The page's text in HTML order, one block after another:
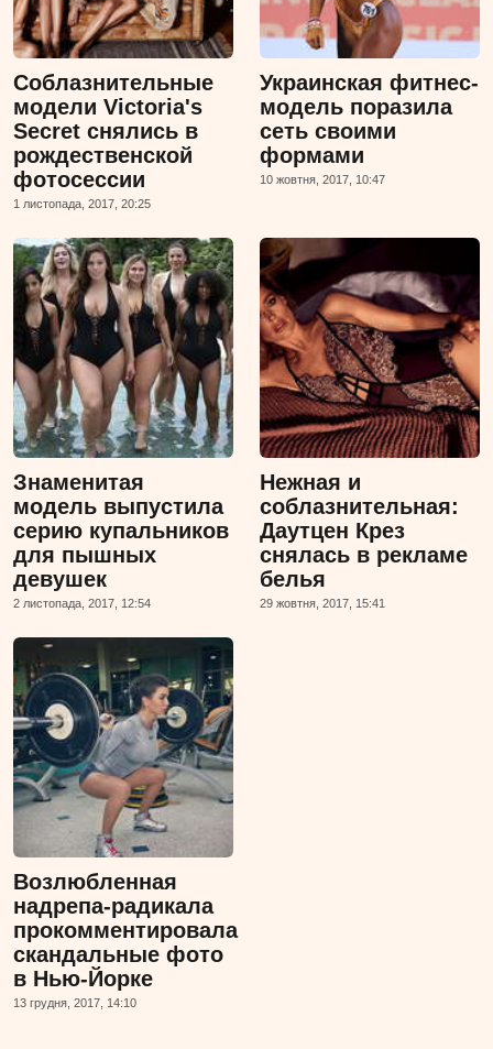
Соблазнительные
модели Victoria's
Secret снялись в
рождественской
фотосессии
1 листопада, 2017, 20:25
Украинская фитнес-
модель поразила
сеть своими
формами
10 жовтня, 2017, 10:47
Знаменитая
модель выпустила
серию купальников
для пышных
девушек
2 листопада, 2017, 12:54
Нежная и
соблазнительная:
Даутцен Крез
снялась в рекламе
белья
29 жовтня, 2017, 15:41
Возлюбленная
надрепа-радикала
прокомментировала
скандальные фото
в Нью-Йорке
13 грудня, 2017, 14:10